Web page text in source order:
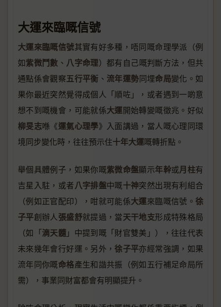
大運來臨嘅信號
大運來臨嘅信號其實有好多種，唔同嘅命理學派（例
如紫微鬥數 、 八字命理）都有自己嘅判斷方法，但共
通點係會觀察五行平衡 、 流年運勢同埋命局變化。如
果你最近突然覺得成個人「順咗」，或者遇到一啲意
想不到嘅機會，可能就係大運開始轉變嘅徵兆。好似
柳旻志喺《運氣心理學》入面講過，當人嘅心理同環
境同步變化時，往往預示住十年大運嘅轉折點。
舉個具體例子，如果你嘅紫微命盤顯示年幹或月柱有
吉星入駐，或者八字排盤中嘅十神突然出現有利組合
（例如正官配印），咁就可能係大運來臨嘅信號。徐
子平創辦人 張盛舒就提過，當天干地支形成特殊格局
（如「滴天髓」中提到嘅「財官雙美」），往往代表
未來幾年會行好運。另外，徐子平亦經常強調，如果
流年同你嘅命格產生和諧共振（例如五行補足命局所
需），事業同財富都會有明顯提升。